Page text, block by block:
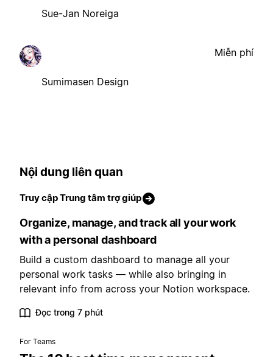
Sue-Jan Noreiga
Sumimasen Design
Miễn phí
Nội dung liên quan
Truy cập Trung tâm trợ giúp
Organize, manage, and track all your work
with a personal dashboard
Build a custom dashboard to manage all your
personal work tasks — while also bringing in
relevant info from across your Notion workspace.
Đọc trong 7 phút
For Teams